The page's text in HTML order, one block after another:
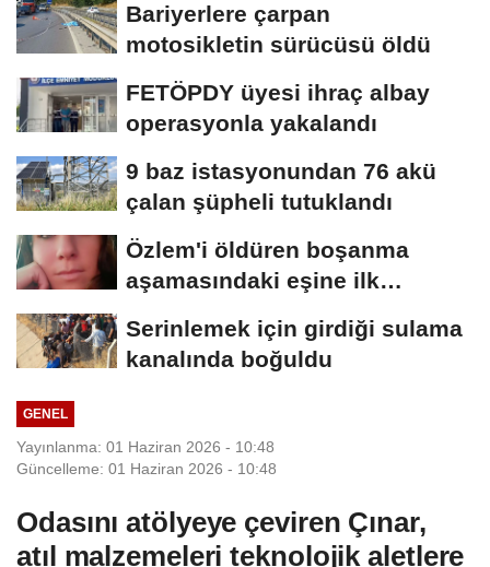
Bariyerlere çarpan
motosikletin sürücüsü öldü
FETÖPDY üyesi ihraç albay
operasyonla yakalandı
9 baz istasyonundan 76 akü
çalan şüpheli tutuklandı
Özlem'i öldüren boşanma
aşamasındaki eşine ilk
Serinlemek için girdiği sulama
kanalında boğuldu
GENEL
Yayınlanma: 01 Haziran 2026 - 10:48
Güncelleme: 01 Haziran 2026 - 10:48
Odasını atölyeye çeviren Çınar,
atıl malzemeleri teknolojik aletlere